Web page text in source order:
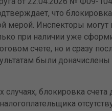
что блокировка
мерой. Инспекторы могут
при наличии уже
счете, но и сразу
были доначислены
случаях, блокировка